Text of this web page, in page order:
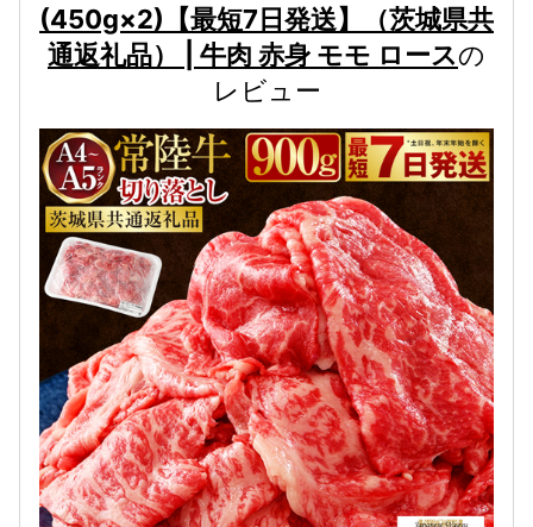
(450g×2)【最短7日発送】（茨城県共
通返礼品） | 牛肉 赤身 モモ ロースの
レビュー